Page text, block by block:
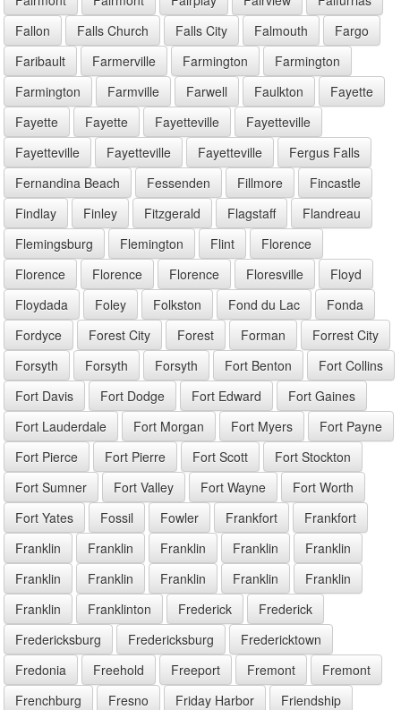
Fallon
Falls Church Falls City Falmouth
Fargo
Faribault
Farmerville Farmington
Farmington
Farmington
Farmville Farwell Faulkton
Fayette
Fayette
Fayette Fayetteville
Fayetteville
Fayetteville
Fayetteville Fayetteville
Fergus Falls
Fernandina Beach
Fessenden Fillmore
Fincastle
Findlay
Finley Fitzgerald Flagstaff
Flandreau
Flemingsburg
Flemington Flint
Florence
Florence
Florence Florence Floresville
Floyd
Floydada
Foley Folkston Fond du Lac
Fonda
Fordyce
Forest City Forest Forman
Forrest City
Forsyth
Forsyth Forsyth Fort Benton
Fort Collins
Fort Davis
Fort Dodge Fort Edward
Fort Gaines
Fort Lauderdale
Fort Morgan Fort Myers
Fort Payne
Fort Pierce
Fort Pierre Fort Scott
Fort Stockton
Fort Sumner
Fort Valley Fort Wayne
Fort Worth
Fort Yates
Fossil Fowler Frankfort
Frankfort
Franklin
Franklin Franklin Franklin
Franklin
Franklin
Franklin Franklin Franklin
Franklin
Franklin
Franklinton Frederick
Frederick
Fredericksburg
Fredericksburg
Fredericktown
Fredonia
Freehold Freeport Fremont
Fremont
Frenchburg
Fresno Friday Harbor
Friendship